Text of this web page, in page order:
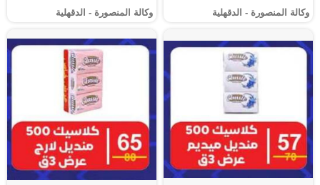
وكالة المنصورة - الدقهلية‎ وكالة المنصورة - الدقهلية‎